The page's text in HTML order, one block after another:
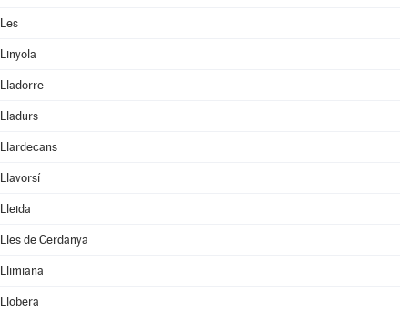
Les
Linyola
Lladorre
Lladurs
Llardecans
Llavorsí
Lleida
Lles de Cerdanya
Llimiana
Llobera